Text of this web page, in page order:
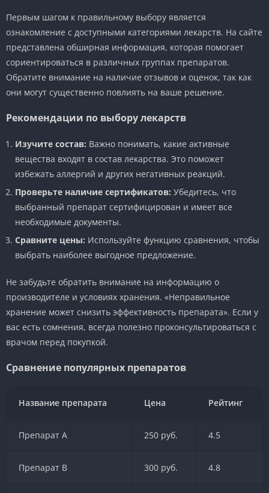
Первым шагом к правильному выбору является
ознакомление с доступными категориями лекарств. На сайте
представлена обширная информация, которая помогает
сориентироваться в различных группах препаратов.
Обратите внимание на наличие отзывов и оценок, так как
они могут существенно повлиять на ваше решение.
Рекомендации по выбору лекарств
Изучите состав: Важно понимать, какие активные
вещества входят в состав лекарства. Это поможет
избежать аллергий и других негативных реакций.
Проверьте наличие сертификатов: Убедитесь, что
выбранный препарат сертифицирован и имеет все
необходимые документы.
Сравните цены: Используйте функцию сравнения, чтобы
выбрать наиболее выгодное предложение.
Не забудьте обратить внимание на информацию о
производителе и условиях хранения. «Неправильное
хранение может снизить эффективность препарата». Если у
вас есть сомнения, всегда полезно проконсультироваться с
врачом перед покупкой.
Сравнение популярных препаратов
Название препарата Цена Рейтинг
Препарат A 250 руб. 4.5
Препарат B 300 руб. 4.8